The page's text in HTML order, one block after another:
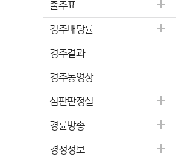
출주표
경주배당률
경주결과
경주동영상
심판판정실
경륜방송
경정정보